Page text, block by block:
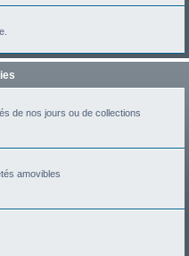
de nos jours ou de collections
amovibles